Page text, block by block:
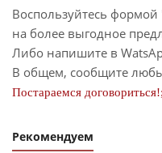
Воспользуйтесь формой
на более выгодное
Либо напишите в
В общем, сообщите
Постараемся
Рекомендуем